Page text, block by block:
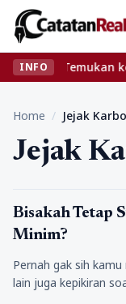
INFO
ribet? Temukan
Home / Jejak
Jejak
Tips
Bisakah Tetap
Minim?
Pernah gak sih
lain juga kepikiran